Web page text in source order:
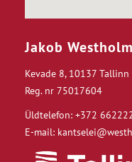
Jakob
Kevade 8, 10137 Tallinn
Reg. nr 75017604
Üldtelefon: +372
E-mail: